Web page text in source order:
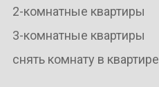
2-комнатные квартиры
3-комнатные квартиры
снять комнату в квартире